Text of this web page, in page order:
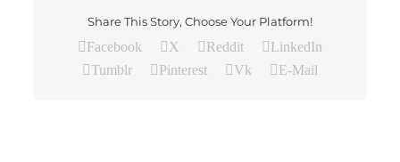
Share This Story, Choose Your Platform!
Facebook X Reddit
LinkedIn
Tumblr
Pinterest Vk E-Mail